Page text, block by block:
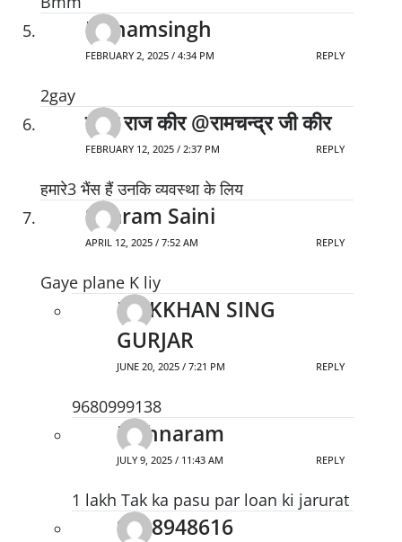
Udhamsingh
FEBRUARY 2, 2025 / 4:34 PM REPLY
2gay
पृथ्वी राज कीर @रामचन्द्र जी कीर
FEBRUARY 12, 2025 / 2:37 PM REPLY
हमारे3 भैंस हैं उनकि व्यवस्था के लिय
Sitaram Saini
APRIL 12, 2025 / 7:52 AM REPLY
Gaye plane K liy
MAKKHAN SING
GURJAR
JUNE 20, 2025 / 7:21 PM REPLY
9680999138
Kishnaram
JULY 9, 2025 / 11:43 AM REPLY
1 lakh Tak ka pasu par loan ki jarurat
9588948616